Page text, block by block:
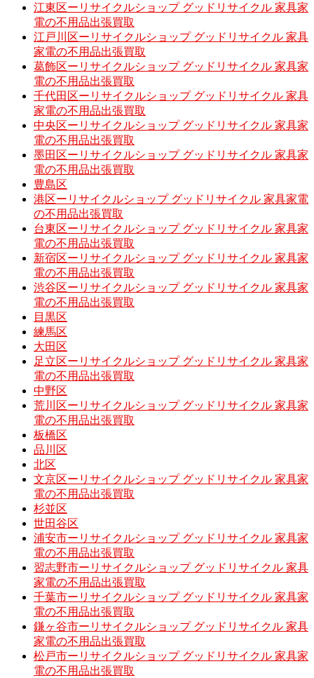
江東区ーリサイクルショップ グッドリサイクル 家具家
電の不用品出張買取
江戸川区ーリサイクルショップ グッドリサイクル 家具
家電の不用品出張買取
葛飾区ーリサイクルショップ グッドリサイクル 家具家
電の不用品出張買取
千代田区ーリサイクルショップ グッドリサイクル 家具
家電の不用品出張買取
中央区ーリサイクルショップ グッドリサイクル 家具家
電の不用品出張買取
墨田区ーリサイクルショップ グッドリサイクル 家具家
電の不用品出張買取
豊島区
港区ーリサイクルショップ グッドリサイクル 家具家電
の不用品出張買取
台東区ーリサイクルショップ グッドリサイクル 家具家
電の不用品出張買取
新宿区ーリサイクルショップ グッドリサイクル 家具家
電の不用品出張買取
渋谷区ーリサイクルショップ グッドリサイクル 家具家
電の不用品出張買取
目黒区
練馬区
大田区
足立区ーリサイクルショップ グッドリサイクル 家具家
電の不用品出張買取
中野区
荒川区ーリサイクルショップ グッドリサイクル 家具家
電の不用品出張買取
板橋区
品川区
北区
文京区ーリサイクルショップ グッドリサイクル 家具家
電の不用品出張買取
杉並区
世田谷区
浦安市ーリサイクルショップ グッドリサイクル 家具家
電の不用品出張買取
習志野市ーリサイクルショップ グッドリサイクル 家具
家電の不用品出張買取
千葉市ーリサイクルショップ グッドリサイクル 家具家
電の不用品出張買取
鎌ヶ谷市ーリサイクルショップ グッドリサイクル 家具
家電の不用品出張買取
松戸市ーリサイクルショップ グッドリサイクル 家具家
電の不用品出張買取